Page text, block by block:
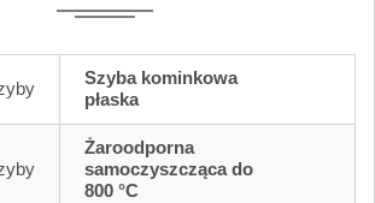
Szyba kominkowa
płaska
Żaroodporna
samoczyszcząca do
800 °C